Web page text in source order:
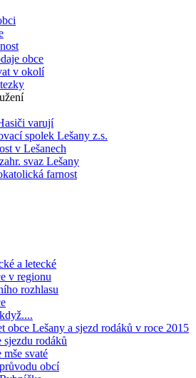
obce
v okolí
varují
spolek Lešany z.s.
v Lešanech
svaz Lešany
farnost
a letecké
v regionu
rozhlasu
obce Lešany a sjezd rodáků v roce 2015
sjezdu rodáků
mše svaté
obcí